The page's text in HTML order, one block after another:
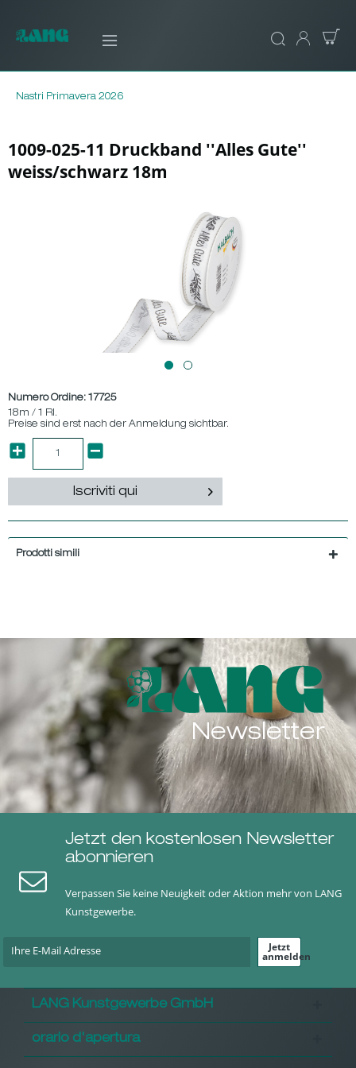
Nastri Primavera 2026
1009-025-11 Druckband ''Alles Gute''
weiss/schwarz 18m
Numero Ordine: 17725
18m / 1 Rl.
Preise sind erst nach der Anmeldung sichtbar.
Iscriviti qui
Prodotti simili
Newsletter
Jetzt den kostenlosen Newsletter
abonnieren
Verpassen Sie keine Neuigkeit oder Aktion mehr von LANG
Kunstgewerbe.
Jetzt
anmelden
LANG Kunstgewerbe GmbH
orario d'apertura